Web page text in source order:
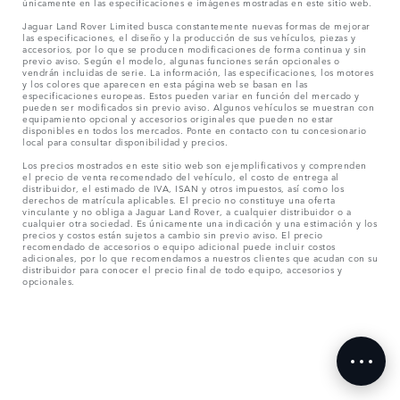
Jaguar Land Rover Limited busca constantemente nuevas formas de mejorar
las especificaciones, el diseño y la producción de sus vehículos, piezas y
accesorios, por lo que se producen modificaciones de forma continua y sin
previo aviso. Según el modelo, algunas funciones serán opcionales o
vendrán incluidas de serie. La información, las especificaciones, los motores
y los colores que aparecen en esta página web se basan en las
especificaciones europeas. Estos pueden variar en función del mercado y
pueden ser modificados sin previo aviso. Algunos vehículos se muestran con
equipamiento opcional y accesorios originales que pueden no estar
disponibles en todos los mercados. Ponte en contacto con tu concesionario
local para consultar disponibilidad y precios.
Los precios mostrados en este sitio web son ejemplificativos y comprenden
el precio de venta recomendado del vehículo, el costo de entrega al
distribuidor, el estimado de IVA, ISAN y otros impuestos, así como los
derechos de matrícula aplicables. El precio no constituye una oferta
vinculante y no obliga a Jaguar Land Rover, a cualquier distribuidor o a
cualquier otra sociedad. Es únicamente una indicación y una estimación y los
precios y costos están sujetos a cambio sin previo aviso. El precio
recomendado de accesorios o equipo adicional puede incluir costos
adicionales, por lo que recomendamos a nuestros clientes que acudan con su
distribuidor para conocer el precio final de todo equipo, accesorios y
opcionales.